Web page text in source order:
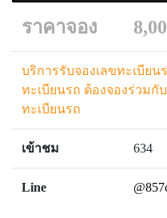
ราคาจอง
บริการรับจองเลขทะเบีย
ทะเบียนรถ ต้องจองร่วมกั
ทะเบียนรถ
เข้าชม 634
Line